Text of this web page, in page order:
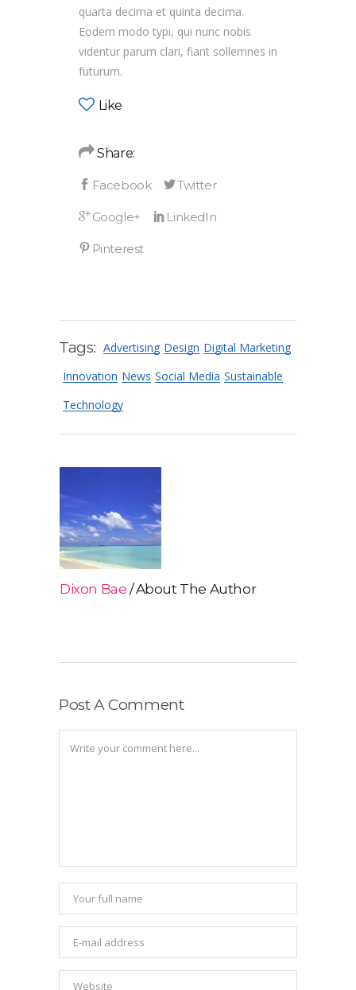
quarta decima et quinta decima.
Eodem modo typi, qui nunc nobis
videntur parum clari, fiant sollemnes in
futurum.
Like
Share:
Tags: Advertising Design Digital Marketing
Innovation News Social Media Sustainable
Technology
Dixon Bae About The Author
Post A Comment